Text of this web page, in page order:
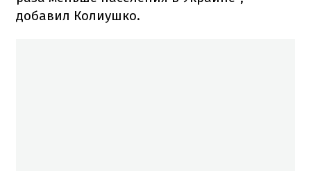
добавил Колиушко.